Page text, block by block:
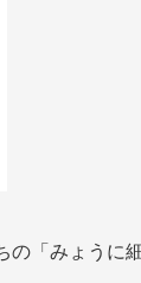
「みょうに